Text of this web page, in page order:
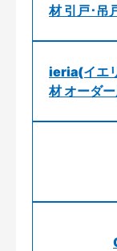
材 引戸･吊
ieria(イエ
材 オーダ